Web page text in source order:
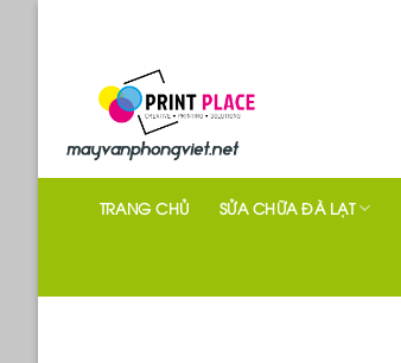
TRANG CHỦ SỬA CHỮA ĐÀ LẠT